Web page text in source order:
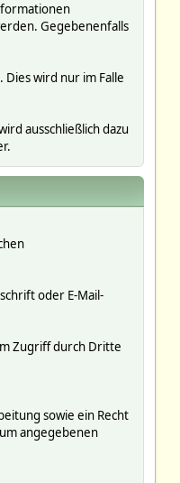
Gegebenenfalls
wird nur im Falle
ausschließlich dazu
oder E-Mail-
Zugriff durch Dritte
sowie ein Recht
angegebenen